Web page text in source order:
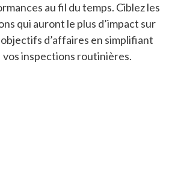
au fil du temps. Ciblez les
qui auront le plus d’impact sur
d’affaires en simplifiant
vos inspections routinières.